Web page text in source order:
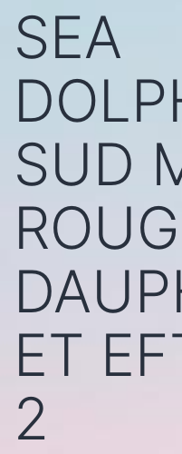
SEA
SUD
ET
2